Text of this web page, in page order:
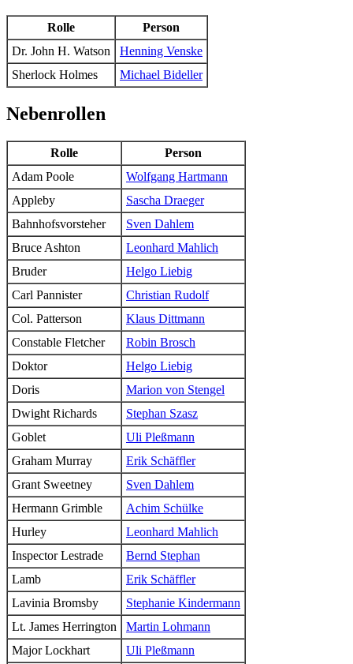
Rolle
Person
Dr. John H. Watson
Henning Venske
Sherlock Holmes
Michael Bideller
Nebenrollen
Rolle
Person
Adam Poole
Wolfgang Hartmann
Appleby
Sascha Draeger
Bahnhofsvorsteher
Sven Dahlem
Bruce Ashton
Leonhard Mahlich
Bruder
Helgo Liebig
Carl Pannister
Christian Rudolf
Col. Patterson
Klaus Dittmann
Constable Fletcher
Robin Brosch
Doktor
Helgo Liebig
Doris
Marion von Stengel
Dwight Richards
Stephan Szasz
Goblet
Uli Pleßmann
Graham Murray
Erik Schäffler
Grant Sweetney
Sven Dahlem
Hermann Grimble
Achim Schülke
Hurley
Leonhard Mahlich
Inspector Lestrade
Bernd Stephan
Lamb
Erik Schäffler
Lavinia Bromsby
Stephanie Kindermann
Lt. James Herrington
Martin Lohmann
Major Lockhart
Uli Pleßmann